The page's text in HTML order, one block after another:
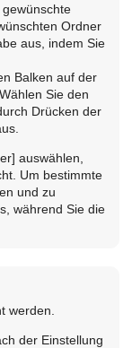
Ordner
aus, indem Sie
Balken auf der
Sie den
Drücken der
auswählen,
Um bestimmte
und zu
während Sie die
werden.
der Einstellung